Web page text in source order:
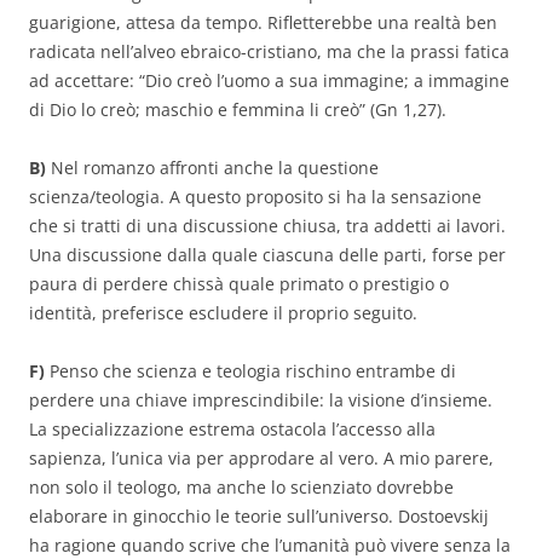
guarigione, attesa da tempo. Rifletterebbe una realtà ben
radicata nell’alveo ebraico-cristiano, ma che la prassi fatica
ad accettare: “Dio creò l’uomo a sua immagine; a immagine
di Dio lo creò; maschio e femmina li creò” (Gn 1,27).
B) Nel romanzo affronti anche la questione
scienza/teologia. A questo proposito si ha la sensazione
che si tratti di una discussione chiusa, tra addetti ai lavori.
Una discussione dalla quale ciascuna delle parti, forse per
paura di perdere chissà quale primato o prestigio o
identità, preferisce escludere il proprio seguito.
F) Penso che scienza e teologia rischino entrambe di
perdere una chiave imprescindibile: la visione d’insieme.
La specializzazione estrema ostacola l’accesso alla
sapienza, l’unica via per approdare al vero. A mio parere,
non solo il teologo, ma anche lo scienziato dovrebbe
elaborare in ginocchio le teorie sull’universo. Dostoevskij
ha ragione quando scrive che l’umanità può vivere senza la